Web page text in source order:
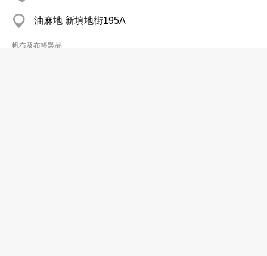
油麻地 新填地街195A
帆布及布帳製品